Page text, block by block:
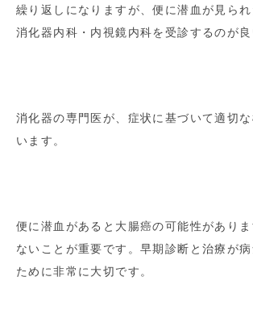
繰り返しになりますが、便に潜血が見ら
消化器内科・内視鏡内科を受診するのが良
消化器の専門医が、症状に基づいて適切
います。
便に潜血があると大腸癌の可能性があり
ないことが重要です。早期診断と治療が
ために非常に大切です。